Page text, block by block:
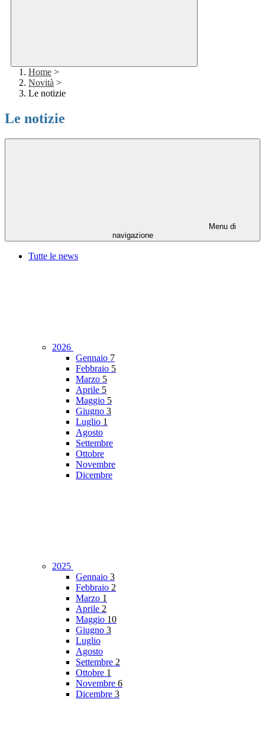
Home >
Novità >
Le notizie
Le notizie
Menu di
navigazione
Tutte le news
2026
Gennaio 7
Febbraio 5
Marzo 5
Aprile 5
Maggio 5
Giugno 3
Luglio 1
Agosto
Settembre
Ottobre
Novembre
Dicembre
2025
Gennaio 3
Febbraio 2
Marzo 1
Aprile 2
Maggio 10
Giugno 3
Luglio
Agosto
Settembre 2
Ottobre 1
Novembre 6
Dicembre 3